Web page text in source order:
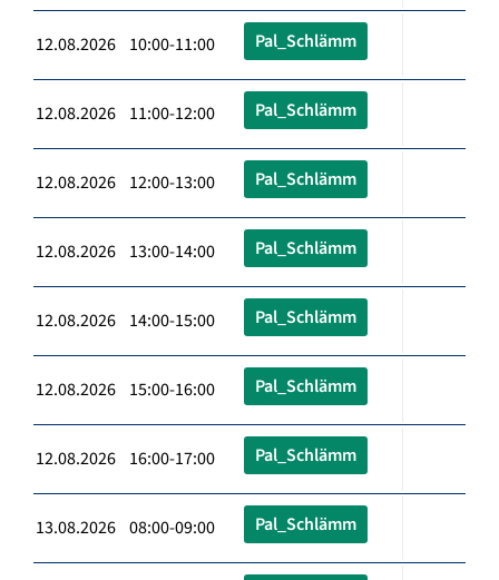
12.08.2026 10:00-11:00 Pal_Schlämm
12.08.2026 11:00-12:00 Pal_Schlämm
12.08.2026 12:00-13:00 Pal_Schlämm
12.08.2026 13:00-14:00 Pal_Schlämm
12.08.2026 14:00-15:00 Pal_Schlämm
12.08.2026 15:00-16:00 Pal_Schlämm
12.08.2026 16:00-17:00 Pal_Schlämm
13.08.2026 08:00-09:00 Pal_Schlämm